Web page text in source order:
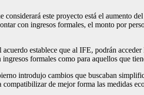
este proyecto está el aumento
con ingresos formales, el monto por
establece que al IFE, podrán
formales como para aquellos que
introdujo cambios que buscaban
de mejor forma las medidas